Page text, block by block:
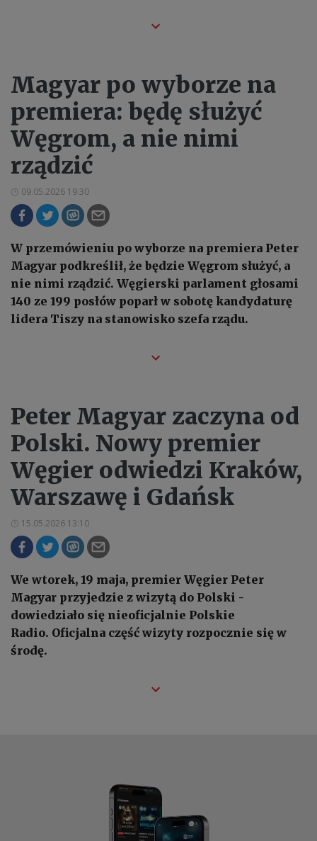
Magyar po wyborze na
premiera: będę służyć
Węgrom, a nie nimi
rządzić
09.05.2026 19:30
W przemówieniu po wyborze na premiera Peter
Magyar podkreślił, że będzie Węgrom służyć, a
nie nimi rządzić. Węgierski parlament głosami
140 ze 199 posłów poparł w sobotę kandydaturę
lidera Tiszy na stanowisko szefa rządu.
Peter Magyar zaczyna od
Polski. Nowy premier
Węgier odwiedzi Kraków,
Warszawę i Gdańsk
15.05.2026 13:10
We wtorek, 19 maja, premier Węgier Peter
Magyar przyjedzie z wizytą do Polski -
dowiedziało się nieoficjalnie Polskie
Radio. Oficjalna część wizyty rozpocznie się w
środę.